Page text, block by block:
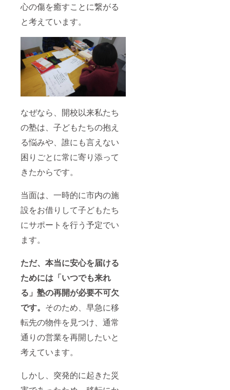
心の傷を癒すことに繋がる
と考えています。
なぜなら、開校以来私たち
の塾は、子どもたちの抱え
る悩みや、誰にも言えない
困りごとに常に寄り添って
きたからです。
当面は、一時的に市内の施
設をお借りして子どもたち
にサポートを行う予定でい
ます。
ただ、本当に安心を届ける
ためには「いつでも来れ
る」塾の再開が必要不可欠
です。 そのため、早急に移
転先の物件を見つけ、通常
通りの営業を再開したいと
考えています。
しかし、突発的に起きた災